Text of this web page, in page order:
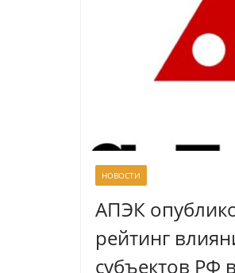
НОВОСТИ
АПЭК
рейтинг
субъектов РФ